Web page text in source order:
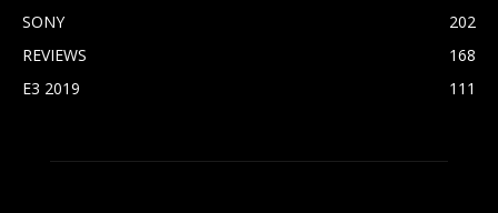
SONY
202
REVIEWS
168
E3 2019
111